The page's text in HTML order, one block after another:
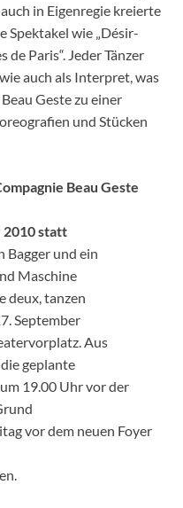
in Eigenregie kreierte
Spektakel wie „Désir-
de Paris“. Jeder Tänzer
auch als Interpret, was
Geste zu einer
und Stücken
Beau Geste
2010 statt
Bagger und ein
Maschine
deux, tanzen
September
Aus
geplante
19.00 Uhr vor der
vor dem neuen Foyer